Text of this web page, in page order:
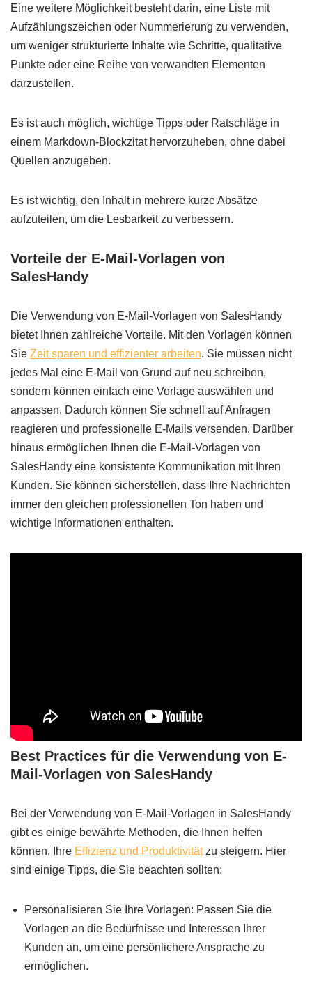
Eine weitere Möglichkeit besteht darin, eine Liste mit
Aufzählungszeichen oder Nummerierung zu verwenden,
um weniger strukturierte Inhalte wie Schritte, qualitative
Punkte oder eine Reihe von verwandten Elementen
darzustellen.
Es ist auch möglich, wichtige Tipps oder Ratschläge in
einem Markdown-Blockzitat hervorzuheben, ohne dabei
Quellen anzugeben.
Es ist wichtig, den Inhalt in mehrere kurze Absätze
aufzuteilen, um die Lesbarkeit zu verbessern.
Vorteile der E-Mail-Vorlagen von
SalesHandy
Die Verwendung von E-Mail-Vorlagen von SalesHandy
bietet Ihnen zahlreiche Vorteile. Mit den Vorlagen können
Sie Zeit sparen und effizienter arbeiten. Sie müssen nicht
jedes Mal eine E-Mail von Grund auf neu schreiben,
sondern können einfach eine Vorlage auswählen und
anpassen. Dadurch können Sie schnell auf Anfragen
reagieren und professionelle E-Mails versenden. Darüber
hinaus ermöglichen Ihnen die E-Mail-Vorlagen von
SalesHandy eine konsistente Kommunikation mit Ihren
Kunden. Sie können sicherstellen, dass Ihre Nachrichten
immer den gleichen professionellen Ton haben und
wichtige Informationen enthalten.
Best Practices für die Verwendung von E-
Mail-Vorlagen von SalesHandy
Bei der Verwendung von E-Mail-Vorlagen in SalesHandy
gibt es einige bewährte Methoden, die Ihnen helfen
können, Ihre Effizienz und Produktivitätzu steigern. Hier
sind einige Tipps, die Sie beachten sollten:
Personalisieren Sie Ihre Vorlagen: Passen Sie die
Vorlagen an die Bedürfnisse und Interessen Ihrer
Kunden an, um eine persönlichere Ansprache zu
ermöglichen.